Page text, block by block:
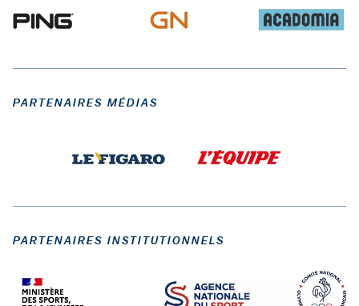
PARTENAIRES MÉDIAS
PARTENAIRES INSTITUTIONNELS